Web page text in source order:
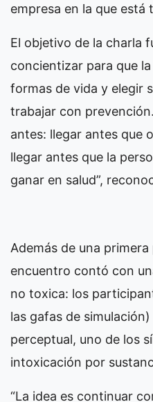
empresa en la que está
El objetivo de la charla
concientizar para que
formas de vida y elegir
trabajar con
antes: llegar antes que
llegar antes que la
ganar en salud”,
Además de una
encuentro contó con
no toxica: los
las gafas de
perceptual, uno de los
intoxicación por
“La idea es continuar